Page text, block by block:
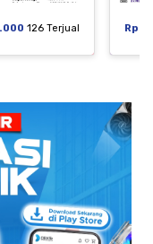
126 Terjual Rp